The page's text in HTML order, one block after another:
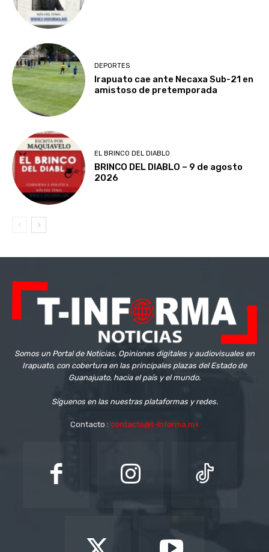
DEPORTES
Irapuato cae ante Necaxa Sub-21 en
amistoso de pretemporada
EL BRINCO DEL DIABLO
BRINCO DEL DIABLO – 9 de agosto
2026
Somos un Portal de Noticias, Opiniones digitales y audiovisuales en
Irapuato, con cobertura en las principales plazas del Estado de
Guanajuato, hacia el país y el mundo.
Síguenos en las nuestras plataformas y redes.
Contacto : contacto@t-informa.mx